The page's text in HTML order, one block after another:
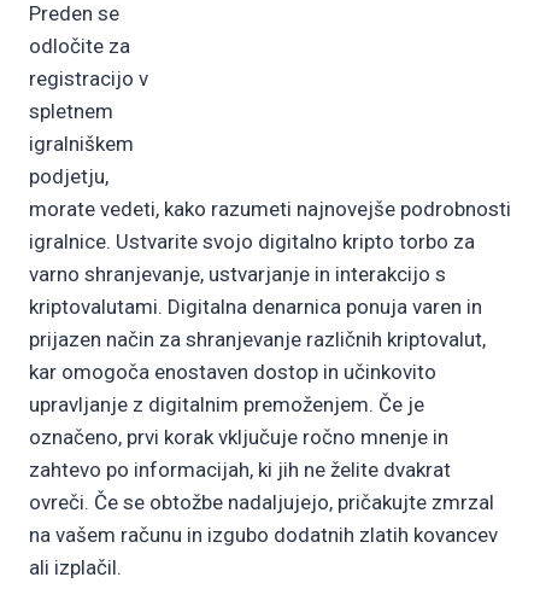
Preden se
odločite za
registracijo v
spletnem
igralniškem
podjetju,
morate vedeti, kako razumeti najnovejše podrobnosti
igralnice. Ustvarite svojo digitalno kripto torbo za
varno shranjevanje, ustvarjanje in interakcijo s
kriptovalutami. Digitalna denarnica ponuja varen in
prijazen način za shranjevanje različnih kriptovalut,
kar omogoča enostaven dostop in učinkovito
upravljanje z digitalnim premoženjem. Če je
označeno, prvi korak vključuje ročno mnenje in
zahtevo po informacijah, ki jih ne želite dvakrat
ovreči. Če se obtožbe nadaljujejo, pričakujte zmrzal
na vašem računu in izgubo dodatnih zlatih kovancev
ali izplačil.